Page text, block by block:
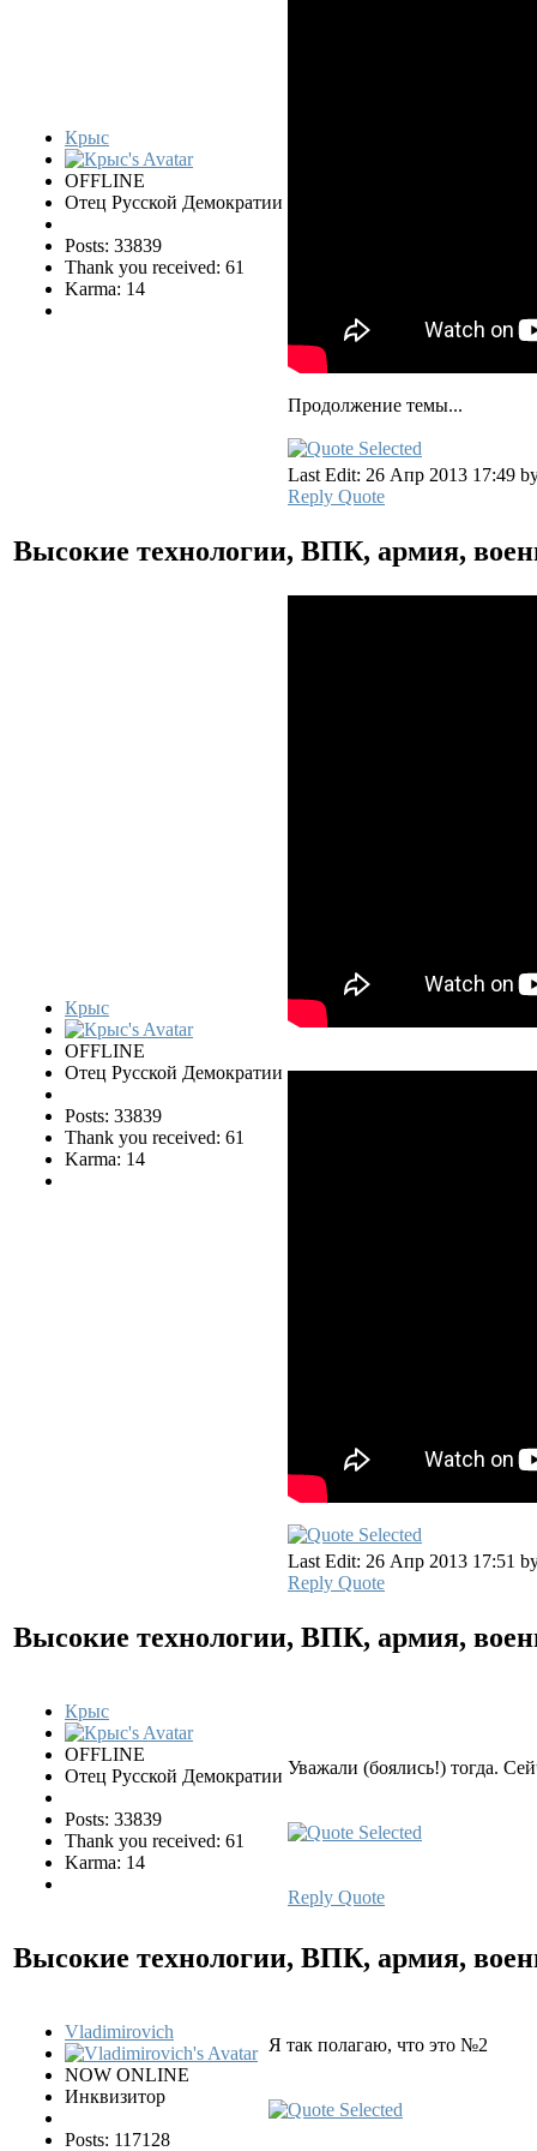
Крыс
OFFLINE
Отец Русской Демократии
Posts: 33839
Thank you received: 61
Karma: 14
Продолжение темы...
Last Edit: 26 Апр 2013 17:49
Reply Quote
Высокие технологии, ВПК, армия,
Крыс
OFFLINE
Отец Русской Демократии
Posts: 33839
Thank you received: 61
Karma: 14
Last Edit: 26 Апр 2013 17:51
Reply Quote
Высокие технологии, ВПК, армия,
Крыс
OFFLINE
Отец Русской Демократии
Posts: 33839
Thank you received: 61
Karma: 14
Уважали (боялись!) тогда.
Reply Quote
Высокие технологии, ВПК, армия,
Vladimirovich
NOW ONLINE
Инквизитор
Posts: 117128
Я так полагаю, что это №2